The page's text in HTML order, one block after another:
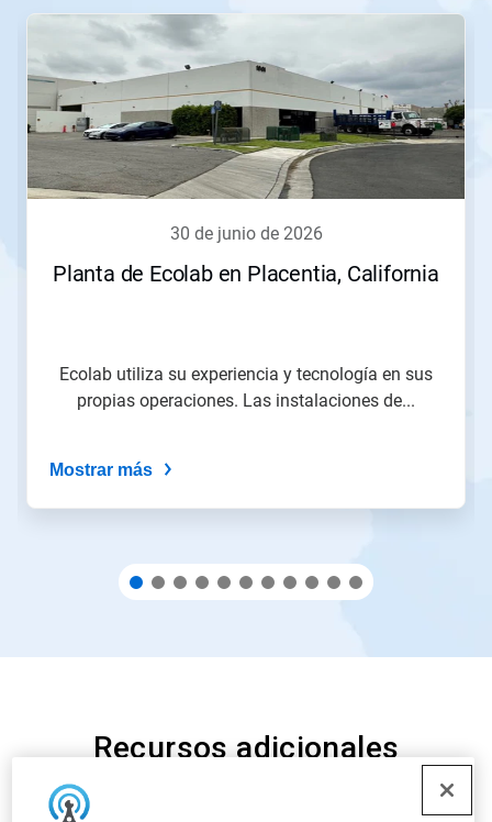
Esto
carrusel.
los
botones
Siguiente
Anterior
utilizando
diapositiva.
30 de junio de 2026
Planta de Ecolab en Placentia, California
Ecolab utiliza su experiencia y tecnología en sus
propias operaciones. Las instalaciones de...
Mostrar más
Recursos adicionales